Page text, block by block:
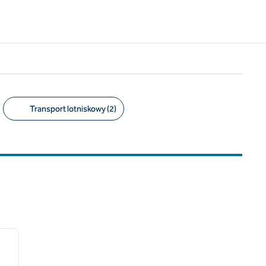
Transport lotniskowy (2)
następny obraz